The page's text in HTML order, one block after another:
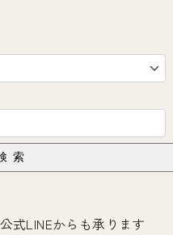
索
式LINEからも承ります